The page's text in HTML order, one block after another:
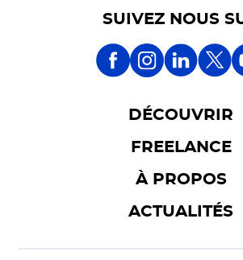
SUIVEZ NOUS
DÉCOUVRIR
FREELANCE
À PROPOS
ACTUALITÉS